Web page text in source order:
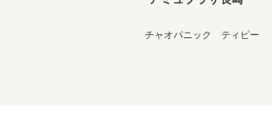
チャオパニック ティピー